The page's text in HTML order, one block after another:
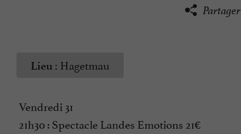
Partager
Lieu : Hagetmau
Vendredi 31
21h30 : Spectacle Landes Emotions 21€